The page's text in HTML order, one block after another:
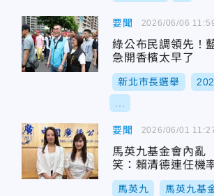
要聞
綠公布民調領先！
急開香檳太早了
新北市長選舉
2026/06/06
要聞
馬英九基金會內
笑：賴清德連任機
馬英九 馬英九基
2026/06/01